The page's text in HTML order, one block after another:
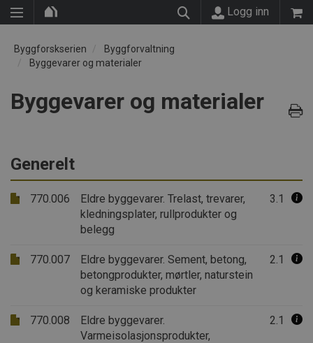
Logg inn
Byggforskserien
Byggforvaltning
Byggevarer og materialer
Byggevarer og materialer
Generelt
770.006
Eldre byggevarer. Trelast, trevarer,
kledningsplater, rullprodukter og
belegg
3.1
770.007
Eldre byggevarer. Sement, betong,
betongprodukter, mørtler, naturstein
og keramiske produkter
2.1
770.008
Eldre byggevarer.
Varmeisolasjonsprodukter,
2.1